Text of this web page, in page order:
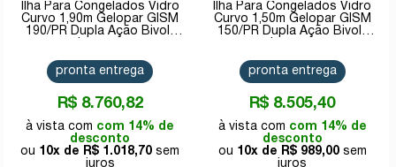
Ilha Para Congelados Vidro
Curvo 1,90m Gelopar GISM
190/PR Dupla Ação Bivolt
R$ 8.760,82
com 14% de
desconto
10x de
R$ 1.018,70
pronta entrega
Ilha Para Congelados Vidro
Curvo 1,50m Gelopar GISM
150/PR Dupla Ação Bivolt
R$ 8.505,40
com 14% de
desconto
10x de
R$ 989,00
pronta entrega